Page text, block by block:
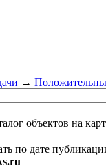
→
объектов на
по дате